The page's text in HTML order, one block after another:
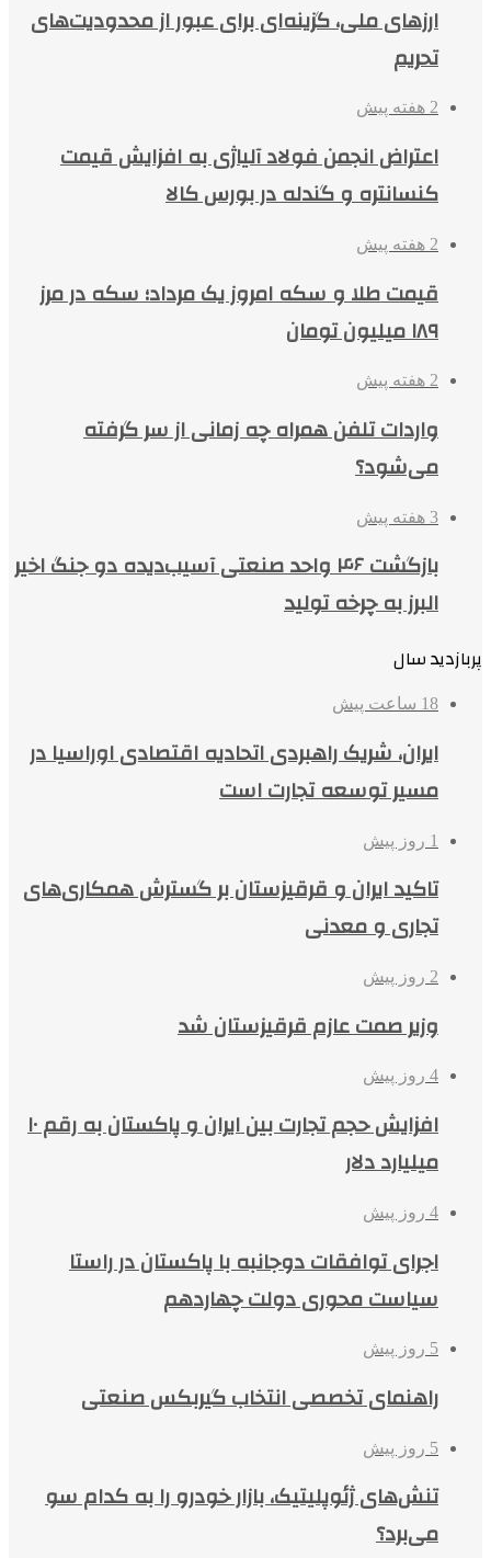
ارزهای ملی، گزینه‌ای برای عبور از محدودیت‌های
تحریم
2 هفته پیش
اعتراض انجمن فولاد آلیاژی به افزایش قیمت
کنسانتره و گندله در بورس کالا
2 هفته پیش
قیمت طلا و سکه امروز یک مرداد؛ سکه در مرز
۱۸۹ میلیون تومان
2 هفته پیش
واردات تلفن همراه چه زمانی از سر گرفته
می‌شود؟
3 هفته پیش
بازگشت ۴۶ واحد صنعتی آسیب‌دیده دو جنگ اخیر
البرز به چرخه تولید
پربازدید سال
18 ساعت پیش
ایران، شریک راهبردی اتحادیه اقتصادی اوراسیا در
مسیر توسعه تجارت است
1 روز پیش
تاکید ایران و قرقیزستان بر گسترش همکاری‌های
تجاری و معدنی
2 روز پیش
وزیر صمت عازم قرقیزستان شد
4 روز پیش
افزایش حجم تجارت بین ایران و پاکستان به رقم ۱۰
میلیارد دلار
4 روز پیش
اجرای توافقات دوجانبه با پاکستان در راستا
سیاست محوری دولت چهاردهم
5 روز پیش
راهنمای تخصصی انتخاب گیربکس صنعتی
5 روز پیش
تنش‌های ژئوپلیتیک، بازار خودرو را به کدام سو
می‌برد؟